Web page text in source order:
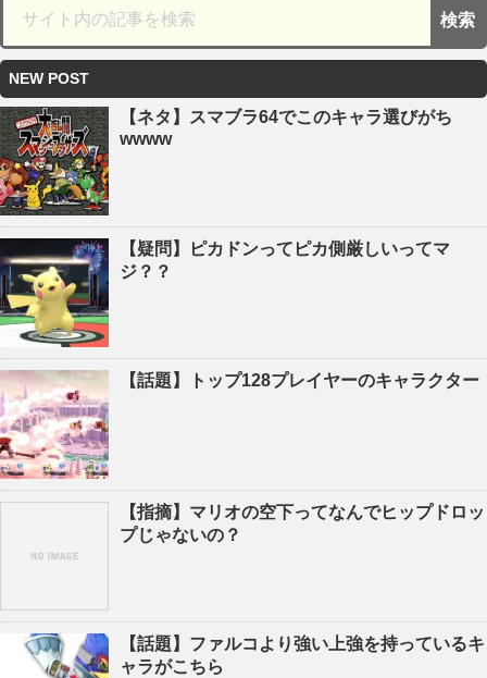
NEW POST
【ネタ】スマブラ64でこのキャラ選びがち
wwww
【疑問】ピカドンってピカ側厳しいってマ
ジ？？
【話題】トップ128プレイヤーのキャラクター
【指摘】マリオの空下ってなんでヒップドロッ
プじゃないの？
【話題】ファルコより強い上強を持っているキ
ャラがこちら